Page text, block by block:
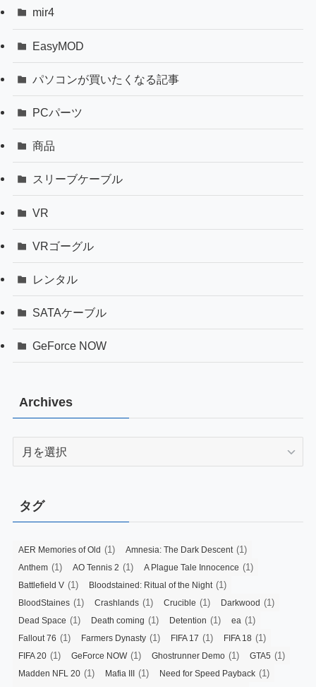
mir4
EasyMOD
パソコンが買いたくなる記事
PCパーツ
商品
スリーブケーブル
VR
VRゴーグル
レンタル
SATAケーブル
GeForce NOW
Archives
Archives
タグ
AER Memories of Old (1) Amnesia: The Dark Descent(1)
Anthem (1) AO Tennis 2 (1) A Plague Tale Innocence (1)
Battlefield V (1) Bloodstained: Ritual of the Night(1)
BloodStaines (1) Crashlands (1) Crucible (1) Darkwood (1)
Dead Space (1) Death coming (1) Detention (1) ea (1)
Fallout 76 (1) Farmers Dynasty (1) FIFA 17 (1) FIFA 18 (1)
FIFA 20 (1) GeForce NOW(1) Ghostrunner Demo (1) GTA5 (1)
Madden NFL 20 (1) Mafia III (1) Need for Speed Payback (1)